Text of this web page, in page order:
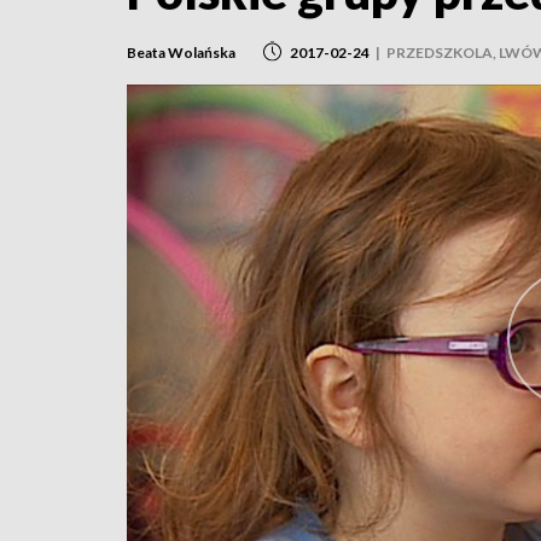
Beata Wolańska 2017-02-24 | PRZEDSZKOLA,